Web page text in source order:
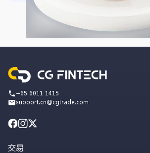
+65 6011 1415
support.cn@cgtrade.com
交易